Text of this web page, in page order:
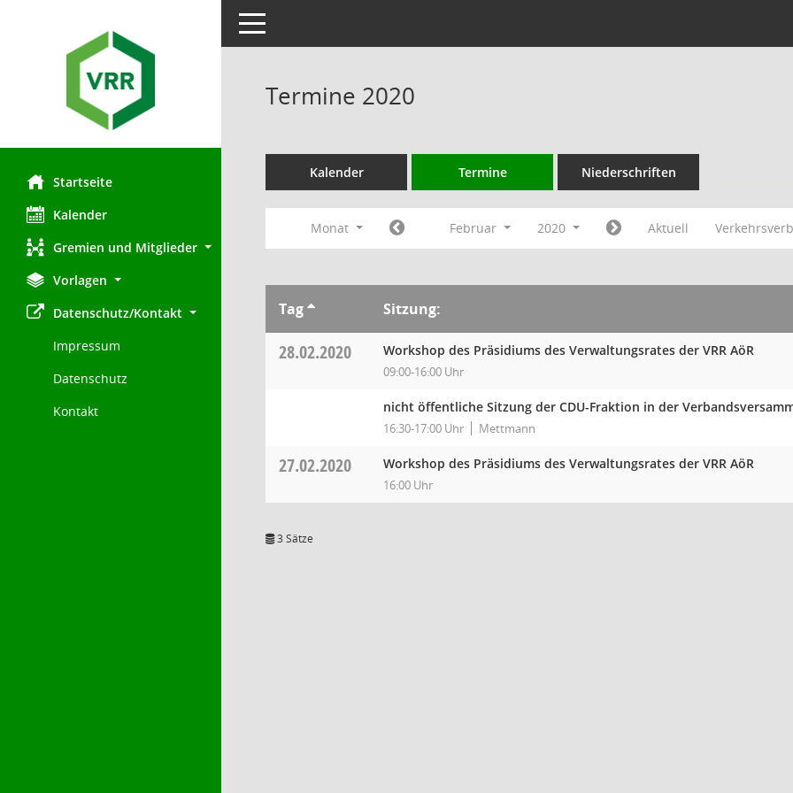
Startseite
Kalender
Gremien und Mitglieder
Vorlagen
Datenschutz/Kontakt
Impressum
Datenschutz
Kontakt
Toggle navigation
Termine 2020
Kalender Termine Niederschriften
Monat Februar 2020 Aktuell
Tag Sitzung:
28.02.2020 Workshop des Präsidiums des Verwaltungsrates der VRR AöR
09:00-16:00 Uhr
nicht öffentliche Sitzung der CDU-Fraktion in der
16:30-17:00 Uhr Mettmann
27.02.2020 Workshop des Präsidiums des Verwaltungsrates der VRR AöR
16:00 Uhr
3 Sätze